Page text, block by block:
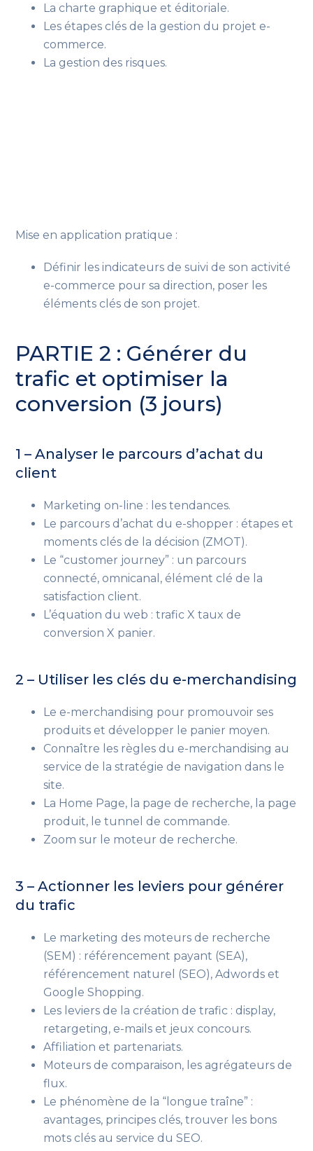
La charte graphique et éditoriale.
Les étapes clés de la gestion du projet e-
commerce.
La gestion des risques.
Mise en application pratique :
Définir les indicateurs de suivi de son activité
e-commerce pour sa direction, poser les
éléments clés de son projet.
PARTIE 2 : Générer du
trafic et optimiser la
conversion (3 jours)
1 – Analyser le parcours d’achat du
client
Marketing on-line : les tendances.
Le parcours d’achat du e-shopper : étapes et
moments clés de la décision (ZMOT).
Le “customer journey” : un parcours
connecté, omnicanal, élément clé de la
satisfaction client.
L’équation du web : trafic X taux de
conversion X panier.
2 – Utiliser les clés du e-merchandising
Le e-merchandising pour promouvoir ses
produits et développer le panier moyen.
Connaître les règles du e-merchandising au
service de la stratégie de navigation dans le
site.
La Home Page, la page de recherche, la page
produit, le tunnel de commande.
Zoom sur le moteur de recherche.
3 – Actionner les leviers pour générer
du trafic
Le marketing des moteurs de recherche
(SEM) : référencement payant (SEA),
référencement naturel (SEO), Adwords et
Google Shopping.
Les leviers de la création de trafic : display,
retargeting, e-mails et jeux concours.
Affiliation et partenariats.
Moteurs de comparaison, les agrégateurs de
flux.
Le phénomène de la “longue traîne” :
avantages, principes clés, trouver les bons
mots clés au service du SEO.